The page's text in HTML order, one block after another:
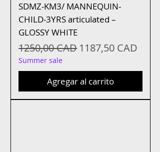
SDMZ-KM3/ MANNEQUIN-
CHILD-3YRS articulated –
GLOSSY WHITE
Precio
1250,00 CAD Precio de oferta
1187,50 CAD
Summer sale
Agregar al carrito